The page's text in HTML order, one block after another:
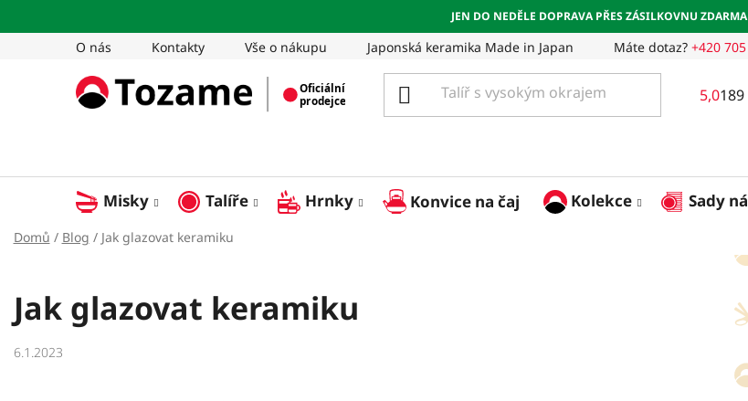
na
JEN DO NEDĚLE DOPRAVA PŘES ZÁSILKOVNU ZDARMA
O nás Kontakty Vše o nákupu Japonská keramika Made in Japan Máte dotaz? +420
5,0
5,0
z
5
Misky Talíře Hrnky Konvice na čaj Kolekce Sady
Domů / Blog / Jak glazovat keramiku
Jak glazovat keramiku
6.1.2023